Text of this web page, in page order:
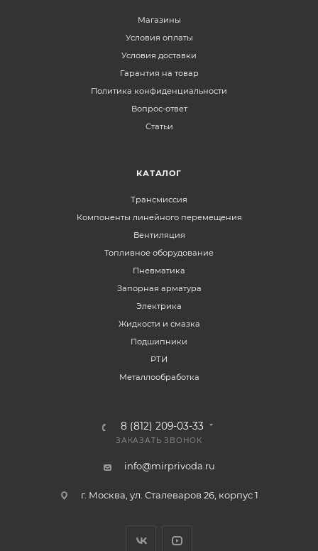
Магазины
Условия оплаты
Условия доставки
Гарантия на товар
Политика конфиденциальности
Вопрос-ответ
Статьи
КАТАЛОГ
Трансмиссия
Компоненты линейного перемещения
Вентиляция
Топливное оборудование
Пневматика
Запорная арматура
Электрика
Жидкости и смазка
Подшипники
РТИ
Металлообработка
8 (812) 209-03-33
ЗАКАЗАТЬ ЗВОНОК
info@mirprivoda.ru
г. Москва, ул. Сталеваров 26, корпус 1